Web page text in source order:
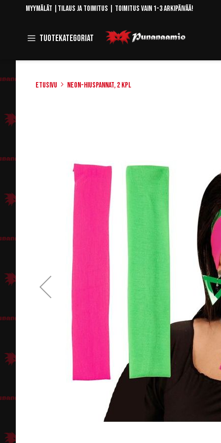
Skip
Myymälät Tilaus ja toimitus | Toimitus vain 1-3 arkipäivää!
Tuotekategoriat Toggle
Navigation
Etusivu Neon-hiuspannat, 2 kpl